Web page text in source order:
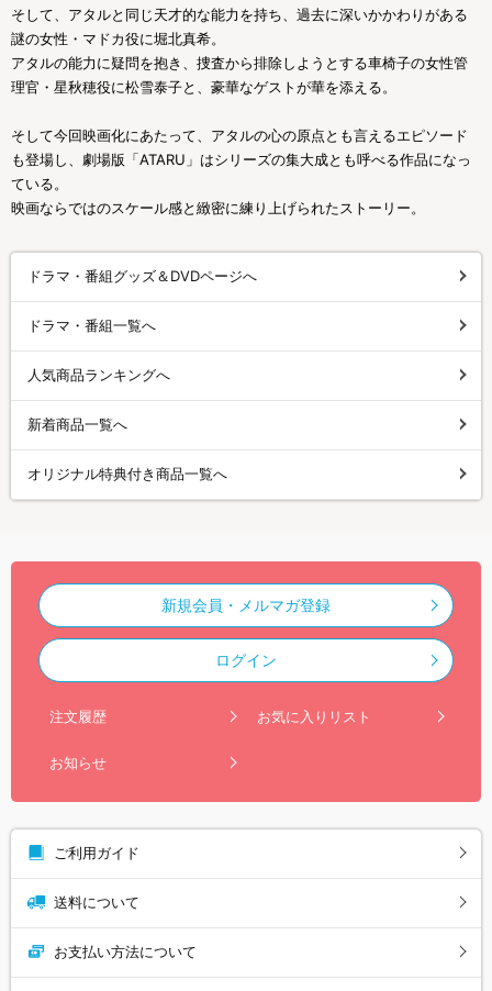
そして、アタルと同じ天才的な能力を持ち、過去に深いかかわりがある
謎の女性・マドカ役に堀北真希。
アタルの能力に疑問を抱き、捜査から排除しようとする車椅子の女性管
理官・星秋穂役に松雪泰子と、豪華なゲストが華を添える。
そして今回映画化にあたって、アタルの心の原点とも言えるエピソード
も登場し、劇場版「ATARU」はシリーズの集大成とも呼べる作品になっ
ている。
映画ならではのスケール感と緻密に練り上げられたストーリー。
ドラマ・番組グッズ＆DVDページへ
ドラマ・番組一覧へ
人気商品ランキングへ
新着商品一覧へ
オリジナル特典付き商品一覧へ
新規会員・メルマガ登録
ログイン
注文履歴 お気に入りリスト
お知らせ
ご利用ガイド
送料について
お支払い方法について